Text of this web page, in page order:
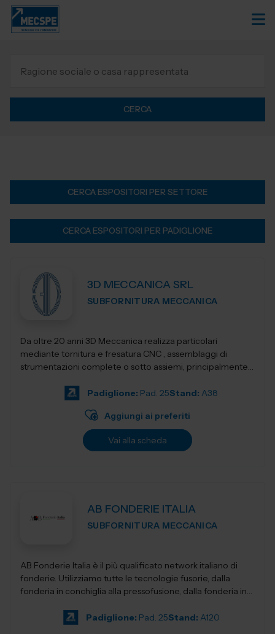
CERCA
CERCA ESPOSITORI PER SETTORE
CERCA ESPOSITORI PER PADIGLIONE
3D MECCANICA SRL
SUBFORNITURA MECCANICA
Da oltre 20 anni 3D Meccanica realizza particolari
mediante tornitura e fresatura CNC , assemblaggi di
strumentazioni complete o sotto assiemi, principalmente
Padiglione: Pad. 25Stand: A38
Aggiungi ai preferiti
Vai alla scheda
AB FONDERIE ITALIA
SUBFORNITURA MECCANICA
AB Fonderie Italia è il più qualificato network italiano di
fonderie. Utilizziamo tutte le tecnologie fusorie, dalla
fonderia in conchiglia alla pressofusione, dalla fonderia in
Padiglione: Pad. 25Stand: A120